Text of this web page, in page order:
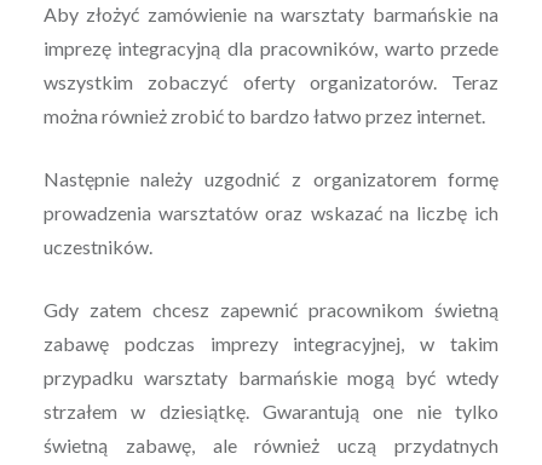
Aby złożyć zamówienie na warsztaty barmańskie na
imprezę integracyjną dla pracowników, warto przede
wszystkim zobaczyć oferty organizatorów. Teraz
można również zrobić to bardzo łatwo przez internet.
Następnie należy uzgodnić z organizatorem formę
prowadzenia warsztatów oraz wskazać na liczbę ich
uczestników.
Gdy zatem chcesz zapewnić pracownikom świetną
zabawę podczas imprezy integracyjnej, w takim
przypadku warsztaty barmańskie mogą być wtedy
strzałem w dziesiątkę. Gwarantują one nie tylko
świetną zabawę, ale również uczą przydatnych